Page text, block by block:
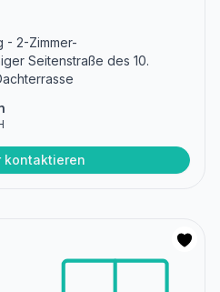
- 2-Zimmer-
Seitenstraße des 10.
kontaktieren